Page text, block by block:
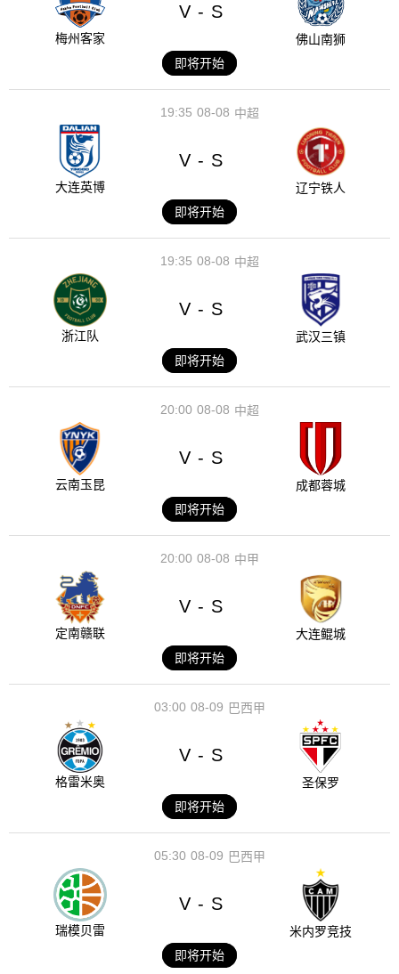
梅州客家
V - S
佛山南狮
即将开始
08-08
19:35 中超
大连英博
V - S
辽宁铁人
即将开始
08-08
19:35 中超
浙江队
V - S
武汉三镇
即将开始
08-08
20:00 中超
云南玉昆
V - S
成都蓉城
即将开始
08-08
20:00 中甲
定南赣联
V - S
大连鲲城
即将开始
08-09
03:00 巴西甲
格雷米奥
V - S
圣保罗
即将开始
08-09
05:30 巴西甲
瑞模贝雷
V - S
米内罗竞技
即将开始